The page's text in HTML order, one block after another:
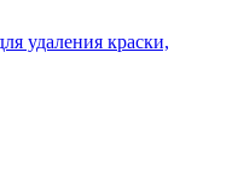
удаления краски,